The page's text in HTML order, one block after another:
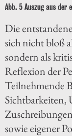
Abb. 5 Auszug aus der
Die
sich nicht bloß
sondern als
Reflexion der
Teilnehmende
Sichtbarkeiten,
sowie eigener